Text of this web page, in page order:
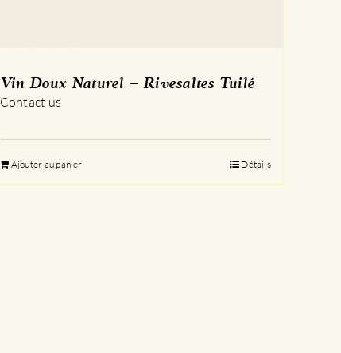
Vin Doux Naturel – Rivesaltes Tuilé
Contact us
Ajouter au panier Détails